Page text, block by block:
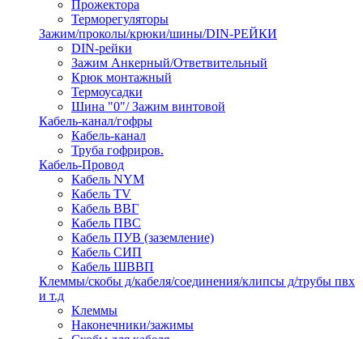
Прожектора
Терморегуляторы
Зажим/проколы/крюки/шины/DIN-РЕЙКИ
DIN-рейки
Зажим Анкерный/Ответвительный
Крюк монтажный
Термоусадки
Шина "0"/ Зажим винтовой
Кабель-канал/гофры
Кабель-канал
Труба гофриров.
Кабель-Провод
Кабель NYM
Кабель TV
Кабель ВВГ
Кабель ПВС
Кабель ПУВ (заземление)
Кабель СИП
Кабель ШВВП
Клеммы/скобы д/кабеля/соединения/клипсы д/трубы пвх
и т.д
Клеммы
Наконечники/зажимы